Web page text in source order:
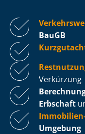
BauGB
Verkürzung
Erbschaft
Umgebung